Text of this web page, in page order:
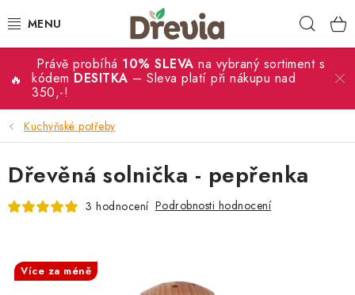
na
SVATBA 💍
DÁRKY
PŘÍLEŽITOSTI
Právě probíhá 10% SLEVA na vybraný sortiment s
kódem DESITKA – Sleva platí při nákupu nad
350,-!
Kuchyňské potřeby
Dřevěná solnička - pepřenka
3 hodnocení Podrobnosti hodnocení
Více za méně